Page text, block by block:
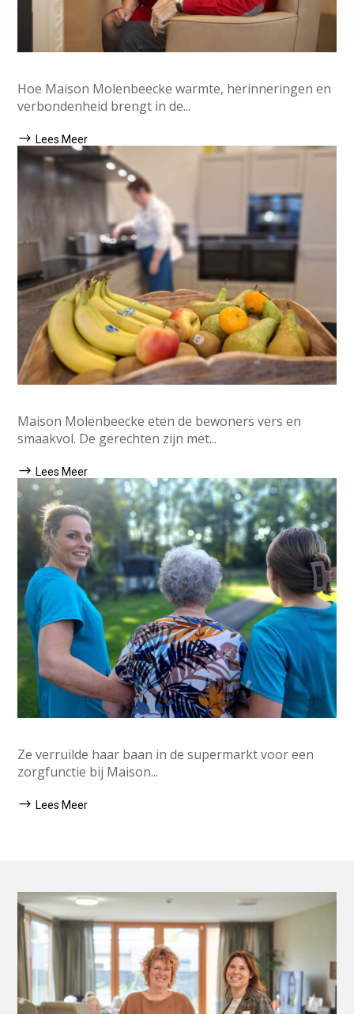
Hoe Maison Molenbeecke warmte, herinneringen en
verbondenheid brengt in de...
Lees Meer
Maison Molenbeecke eten de bewoners vers en
smaakvol. De gerechten zijn met...
Lees Meer
Ze verruilde haar baan in de supermarkt voor een
zorgfunctie bij Maison...
Lees Meer